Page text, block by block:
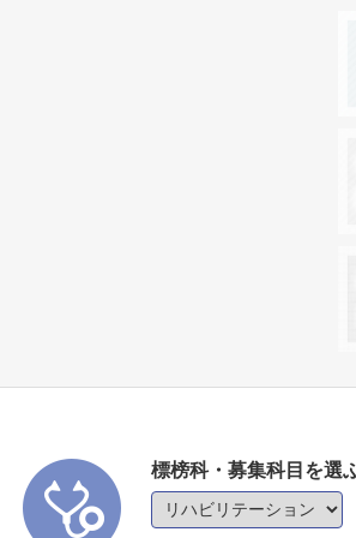
標榜科・募集科目を選